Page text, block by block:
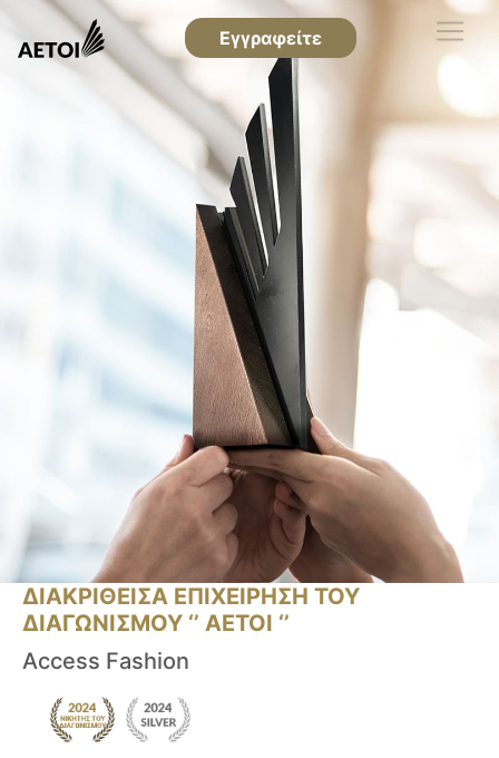
Εγγραφείτε
ΔΙΑΚΡΙΘΕΙΣΑ ΕΠΙΧΕΙΡΗΣΗ ΤΟΥ
ΔΙΑΓΩΝΙΣΜΟΥ ‘’ ΑΕΤΟΙ ‘’
Access Fashion